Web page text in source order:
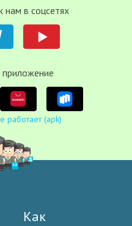
нам в соцсетях
приложение
работает (apk)
Как